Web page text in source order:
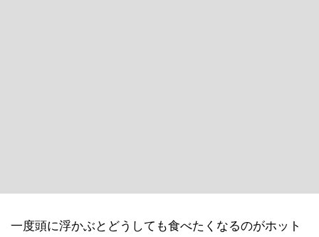
一度頭に浮かぶとどうしても食べたくなるのがホット